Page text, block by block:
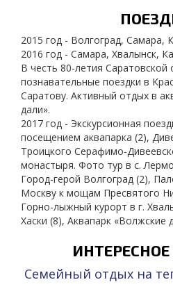
2015 год - Волгоград, Самара,
2016 год - Самара, Хвалынск,
В честь 80-летия Саратовской
познавательные поездки в
Саратову. Активный отдых в
дали».
2017 год - Экскурсионная
посещением аквапарка (2),
Троицкого Серафимо-
монастыря. Фото тур в с.
Город-герой Волгоград (2),
Москву к мощам Пресвятого
Горно-лыжный курорт в г.
Хаски (8), Аквапарк «Волжские
Семейный отдых на